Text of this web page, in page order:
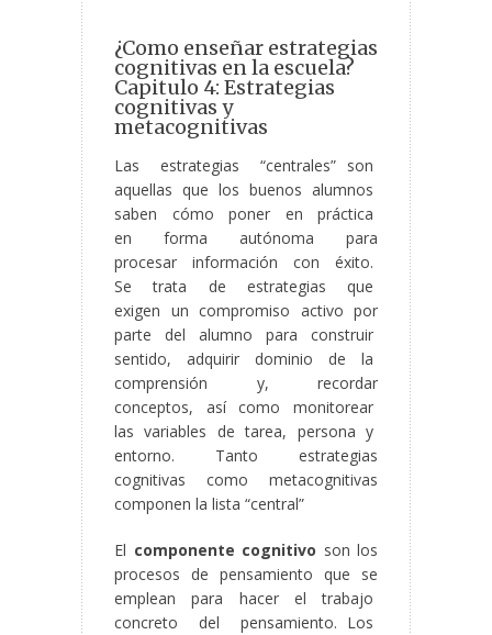
¿Como enseñar estrategias
cognitivas en la escuela?
Capitulo 4: Estrategias
cognitivas y
metacognitivas
Las estrategias “centrales” son
aquellas que los buenos alumnos
saben cómo poner en práctica
en forma autónoma para
procesar información con éxito.
Se trata de estrategias que
exigen un compromiso activo por
parte del alumno para construir
sentido, adquirir dominio de la
comprensión y, recordar
conceptos, así como monitorear
las variables de tarea, persona y
entorno. Tanto estrategias
cognitivas como metacognitivas
componen la lista “central”
El componente cognitivo son los
procesos de pensamiento que se
emplean para hacer el trabajo
concreto del pensamiento. Los